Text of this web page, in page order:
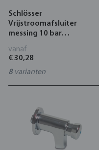
Schlösser
Vrijstroomafsluiter
messing 10 bar
vanaf
€ 30,28
8varianten